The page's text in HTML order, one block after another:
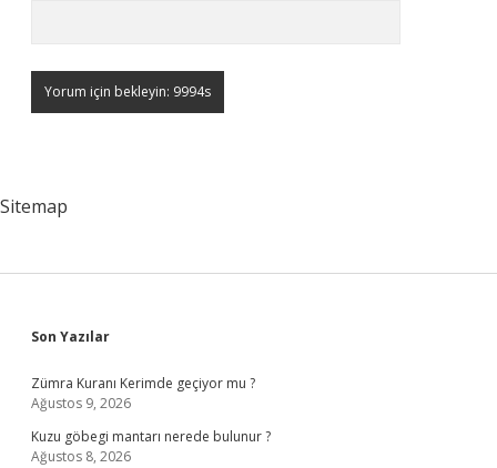
Sitemap
Sidebar
Son Yazılar
Zümra Kuranı Kerimde geçiyor mu ?
Ağustos 9, 2026
Kuzu göbegi mantarı nerede bulunur ?
Ağustos 8, 2026